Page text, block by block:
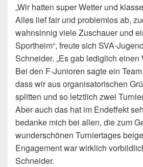
„Wir hatten super Wetter und
Alles lief fair und problemlos ab,
wahnsinnig viele Zuschauer und
Sportheim“, freute sich SVA-
Schneider. „Es gab lediglich einen
Bei den F-Junioren sagte ein
dass wir aus organisatorischen
splitten und so letztlich zwei
Aber auch das hat im Endeffekt
bedanke mich bei allen, die zum
wunderschönen Turniertages
Engagement war wirklich
Schneider.